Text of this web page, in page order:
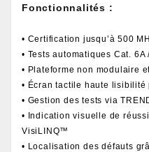
Fonctionnalités :
• Certification jusqu’à 500
• Tests automatiques Cat.
• Plateforme non modulaire
• Écran tactile haute
• Gestion des tests via
• Indication visuelle de
VisiLINQ™
• Localisation des défauts